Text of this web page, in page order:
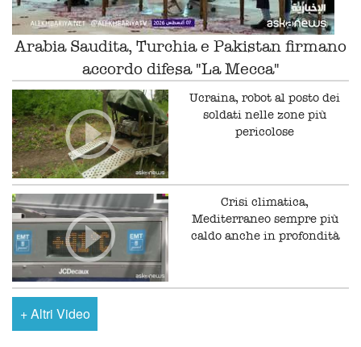
Arabia Saudita, Turchia e Pakistan firmano
accordo difesa "La Mecca"
Ucraina, robot al posto dei
soldati nelle zone più
pericolose
Crisi climatica,
Mediterraneo sempre più
caldo anche in profondità
+Altri Video